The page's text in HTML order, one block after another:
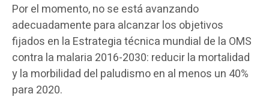
Por el momento, no se está avanzando
adecuadamente para alcanzar los objetivos
fijados en la Estrategia técnica mundial de la OMS
contra la malaria 2016-2030: reducir la mortalidad
y la morbilidad del paludismo en al menos un 40%
para 2020.